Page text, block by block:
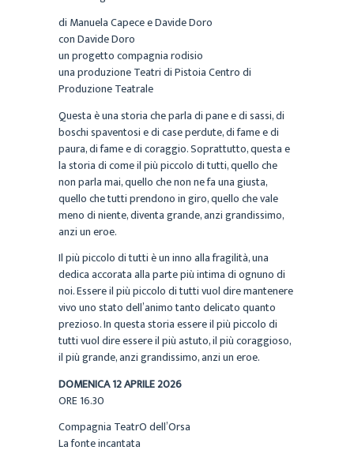
di Manuela Capece e Davide Doro
con Davide Doro
un progetto compagnia rodisio
una produzione Teatri di Pistoia Centro di
Produzione Teatrale
Questa è una storia che parla di pane e di sassi, di
boschi spaventosi e di case perdute, di fame e di
paura, di fame e di coraggio. Soprattutto, questa e
la storia di come il più piccolo di tutti, quello che
non parla mai, quello che non ne fa una giusta,
quello che tutti prendono in giro, quello che vale
meno di niente, diventa grande, anzi grandissimo,
anzi un eroe.
Il più piccolo di tutti è un inno alla fragilità, una
dedica accorata alla parte più intima di ognuno di
noi. Essere il più piccolo di tutti vuol dire mantenere
vivo uno stato dell’animo tanto delicato quanto
prezioso. In questa storia essere il più piccolo di
tutti vuol dire essere il più astuto, il più coraggioso,
il più grande, anzi grandissimo, anzi un eroe.
DOMENICA 12 APRILE 2026
ORE 16.30
Compagnia TeatrO dell’Orsa
La fonte incantata